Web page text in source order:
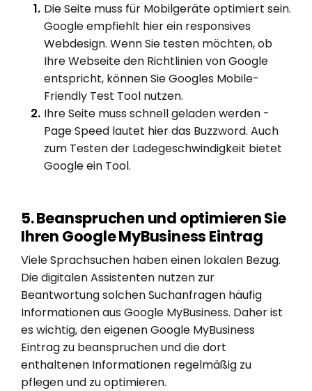
Die Seite muss für Mobilgeräte optimiert sein.
Google empfiehlt hier ein responsives
Webdesign. Wenn Sie testen möchten, ob
Ihre Webseite den Richtlinien von Google
entspricht, können Sie Googles Mobile-
Friendly Test Tool nutzen.
Ihre Seite muss schnell geladen werden -
Page Speed lautet hier das Buzzword. Auch
zum Testen der Ladegeschwindigkeit bietet
Google ein Tool.
5. Beanspruchen und optimieren Sie
Ihren Google MyBusiness Eintrag
Viele Sprachsuchen haben einen lokalen Bezug.
Die digitalen Assistenten nutzen zur
Beantwortung solchen Suchanfragen häufig
Informationen aus Google MyBusiness. Daher ist
es wichtig, den eigenen Google MyBusiness
Eintrag zu beanspruchen und die dort
enthaltenen Informationen regelmäßig zu
pflegen und zu optimieren.